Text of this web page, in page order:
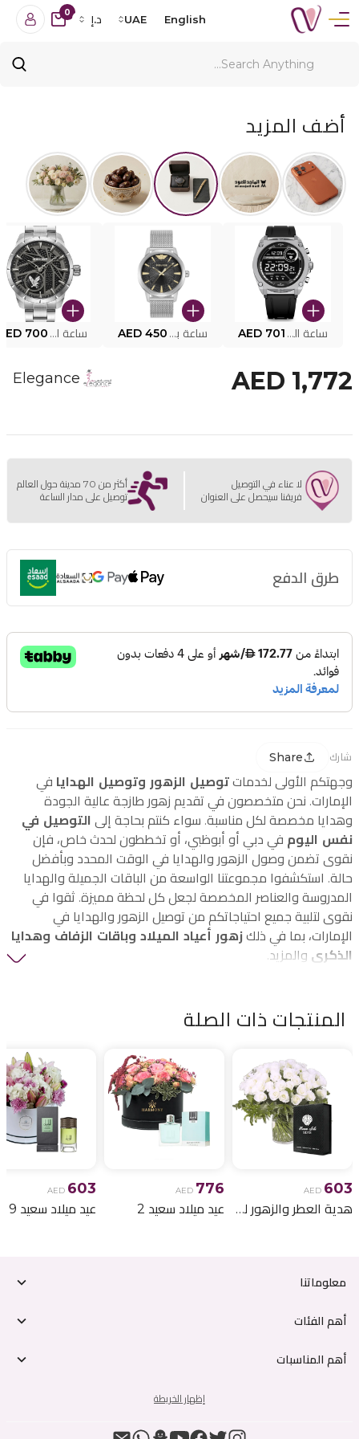
English
UAE د.إ
0
أضف المزيد
ساعة البوليس الذكية MY.AVATAR PEIUN0000101 AED 701 ساعة بوليس للرجال PEWJG0005002 AED 450 ساعة البوليس PEWJG2227302 700
AED 1,772
Elegance
لا عناء في التوصيل
فريقنا سيحصل على العنوان
أكثر من 70 مدينة حول العالم
توصيل على مدار الساعة
طرق الدفع
شارك Share
وجهتكم الأولى لخدمات توصيل الزهور وتوصيل الهدايا في
الإمارات. نحن متخصصون في تقديم زهور طازجة عالية الجودة
وهدايا مخصصة لكل مناسبة. سواء كنتم بحاجة إلى التوصيل في
نفس اليوم في دبي أو أبوظبي، أو تخططون لحدث خاص، فإن
نقوى تضمن وصول الزهور والهدايا في الوقت المحدد وبأفضل
حالة. استكشفوا مجموعتنا الواسعة من الباقات الجميلة والهدايا
المدروسة والعناصر المخصصة لجعل كل لحظة مميزة. ثقوا في
نقوى لتلبية جميع احتياجاتكم من توصيل الزهور والهدايا في
الإمارات، بما في ذلك زهور أعياد الميلاد وباقات الزفاف وهدايا
الذكرى والمزيد.
المنتجات ذات الصلة
AED 603
هدية العطر والزهور لعيد الميلاد 6
AED 776
عيد ميلاد سعيد 2
AED 603
عيد ميلاد سعيد 9
معلوماتنا
أهم الفئات
أهم المناسبات
إظهار الخريطة